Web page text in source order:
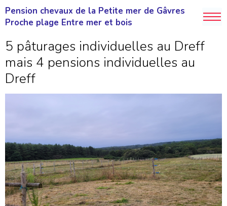
Pension chevaux de la Petite mer de Gâvres
Proche plage Entre mer et bois
5 pâturages individuelles au Dreff
mais 4 pensions individuelles au
Dreff